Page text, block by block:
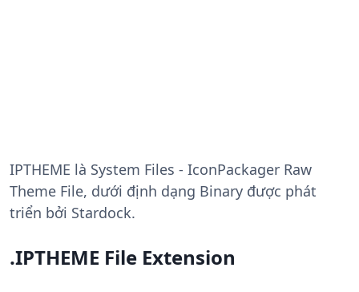
IPTHEME là System Files - IconPackager Raw
Theme File, dưới định dạng Binary được phát
triển bởi Stardock.
.IPTHEME File Extension